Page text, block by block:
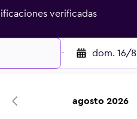
verificadas
- dom. 16/8
agosto 2026